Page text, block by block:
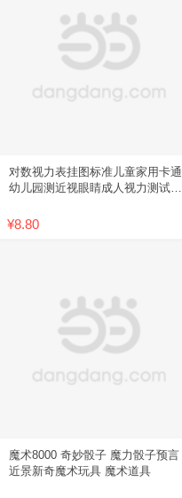
对数视力表挂图标准儿童家用卡通
幼儿园测近视眼睛成人视力测试表
¥8.80
魔术8000 奇妙骰子 魔力骰子预言
近景新奇魔术玩具 魔术道具